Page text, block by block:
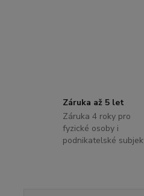
Záruka až 5 let
Záruka 4 roky pro
fyzické osoby i
podnikatelské